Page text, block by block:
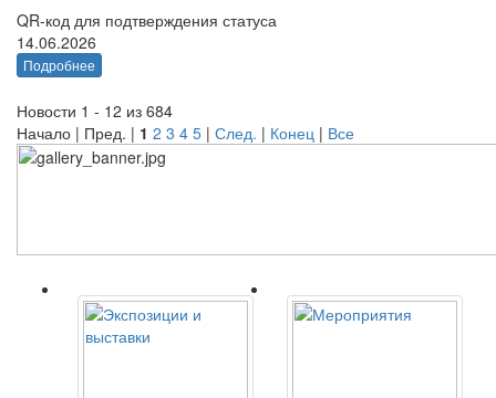
QR-код для подтверждения статуса
14.06.2026
Подробнее
Новости 1 - 12 из 684
Начало | Пред. | 1 2 3 4 5 | След. | Конец | Все